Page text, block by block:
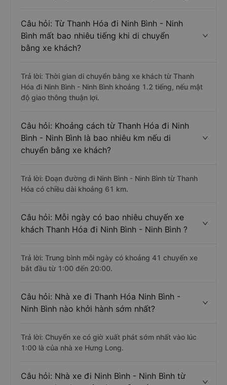
Câu hỏi: Từ Thanh Hóa đi Ninh Bình - Ninh
Bình mất bao nhiêu tiếng khi di chuyển
bằng xe khách?
Trả lời: Thời gian di chuyển bằng xe khách từ Thanh
Hóa đi Ninh Bình - Ninh Bình khoảng 1.2 tiếng, nếu mật
độ giao thông thuận lợi.
Câu hỏi: Khoảng cách từ Thanh Hóa đi Ninh
Bình - Ninh Bình là bao nhiêu km nếu di
chuyển bằng xe khách?
Trả lời: Đoạn đường đi Ninh Bình - Ninh Bình từ Thanh
Hóa có chiều dài khoảng 61 km.
Câu hỏi: Mỗi ngày có bao nhiêu chuyến xe
khách Thanh Hóa đi Ninh Bình - Ninh Bình ?
Trả lời: Trung bình mỗi ngày có khoảng 41 chuyến xe
bắt đầu từ 1:00 đến 20:00.
Câu hỏi: Nhà xe đi Thanh Hóa Ninh Bình -
Ninh Bình nào khởi hành sớm nhất?
Trả lời: Chuyến xe có giờ xuất phát sớm nhất vào lúc
1:00 là của nhà xe Hưng Long.
Câu hỏi: Nhà xe đi Ninh Bình - Ninh Bình từ